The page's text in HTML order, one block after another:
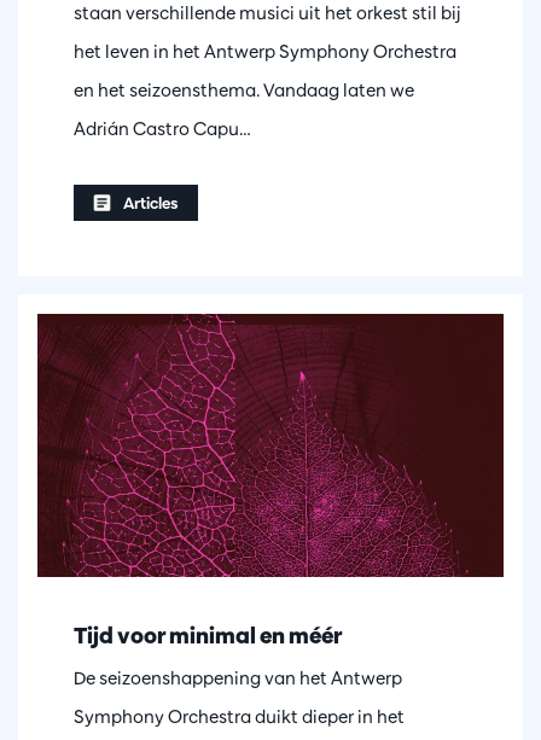
staan verschillende musici uit het orkest stil bij
het leven in het Antwerp Symphony Orchestra
en het seizoensthema. Vandaag laten we
Adrián Castro Capu…
Articles
Tijd voor minimal en méér
De seizoenshappening van het Antwerp
Symphony Orchestra duikt dieper in het